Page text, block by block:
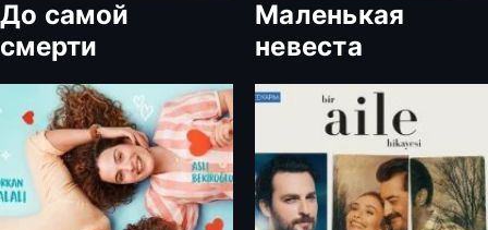
До самой
смерти
Маленькая
невеста